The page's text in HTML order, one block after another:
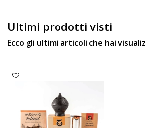
Ultimi prodotti visti
Ecco gli ultimi articoli che hai